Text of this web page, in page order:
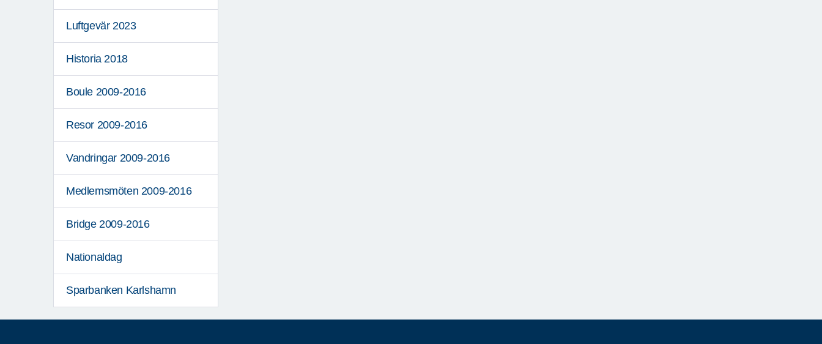
Luftgevär 2023
Historia 2018
Boule 2009-2016
Resor 2009-2016
Vandringar 2009-2016
Medlemsmöten 2009-2016
Bridge 2009-2016
Nationaldag
Sparbanken Karlshamn